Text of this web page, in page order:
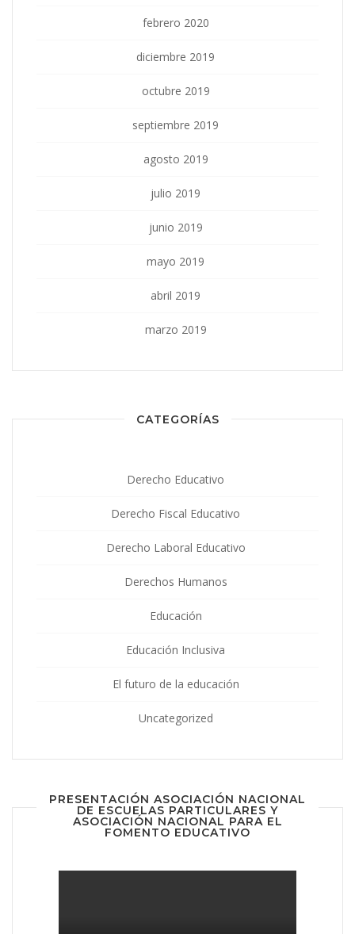
febrero 2020
diciembre 2019
octubre 2019
septiembre 2019
agosto 2019
julio 2019
junio 2019
mayo 2019
abril 2019
marzo 2019
CATEGORÍAS
Derecho Educativo
Derecho Fiscal Educativo
Derecho Laboral Educativo
Derechos Humanos
Educación
Educación Inclusiva
El futuro de la educación
Uncategorized
PRESENTACIÓN ASOCIACIÓN NACIONAL
DE ESCUELAS PARTICULARES Y
ASOCIACIÓN NACIONAL PARA EL
FOMENTO EDUCATIVO